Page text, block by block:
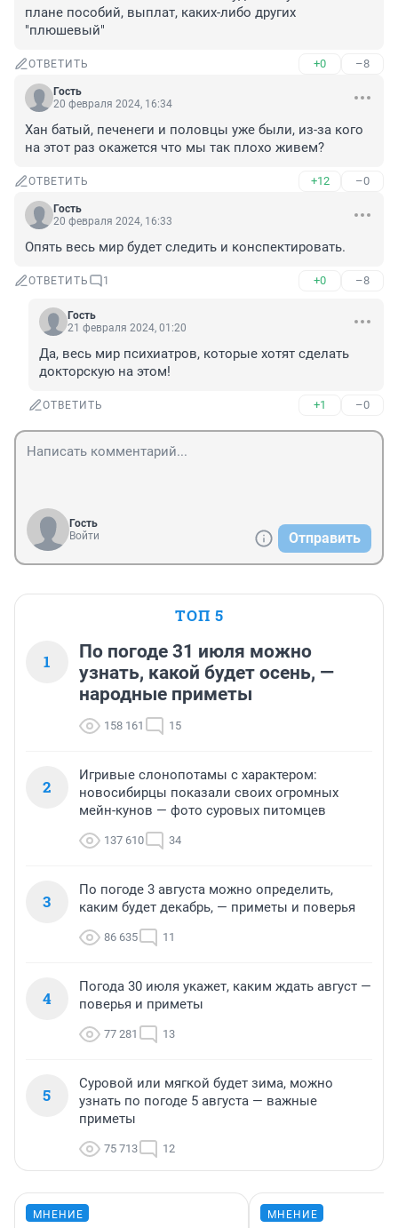
плане пособий, выплат, каких-либо других
"плюшевый"
ОТВЕТИТЬ +0 –8
Гость
20 февраля 2024, 16:34
Хан батый, печенеги и половцы уже были, из-за кого
на этот раз окажется что мы так плохо живем?
ОТВЕТИТЬ +12 –0
Гость
20 февраля 2024, 16:33
Опять весь мир будет следить и конспектировать.
ОТВЕТИТЬ 1 +0 –8
Гость
21 февраля 2024, 01:20
Да, весь мир психиатров, которые хотят сделать
докторскую на этом!
ОТВЕТИТЬ +1 –0
Гость
Войти
Отправить
ТОП 5
1
По погоде 31 июля можно
узнать, какой будет осень, —
народные приметы
158 161 15
2
Игривые слонопотамы с характером:
новосибирцы показали своих огромных
мейн-кунов — фото суровых питомцев
137 610 34
3
По погоде 3 августа можно определить,
каким будет декабрь, — приметы и поверья
86 635 11
4
Погода 30 июля укажет, каким ждать август —
поверья и приметы
77 281 13
5
Суровой или мягкой будет зима, можно
узнать по погоде 5 августа — важные
приметы
75 713 12
МНЕНИЕ МНЕНИЕ